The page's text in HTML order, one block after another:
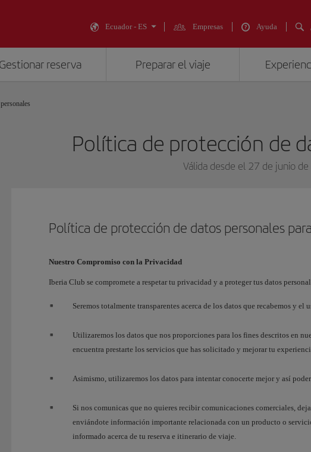
Ecuador - ES Empresas Ayuda
Gestionar reserva Preparar el viaje
Política de protección de
Válida desde el 27 de junio
Política de protección de datos personales
Nuestro Compromiso con la Privacidad
Iberia Club se compromete a respetar tu privacidad y a proteger tus datos
Seremos totalmente transparentes acerca de los datos que recabemos y el
Utilizaremos los datos que nos proporciones para los fines descritos en
encuentra prestarte los servicios que has solicitado y mejorar tu
Asimismo, utilizaremos los datos para intentar conocerte mejor y así
Si nos comunicas que no quieres recibir comunicaciones comerciales,
enviándote información importante relacionada con un producto o
informado acerca de tu reserva e itinerario de viaje.